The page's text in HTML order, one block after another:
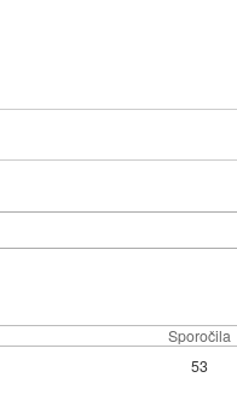
Sporočila
53